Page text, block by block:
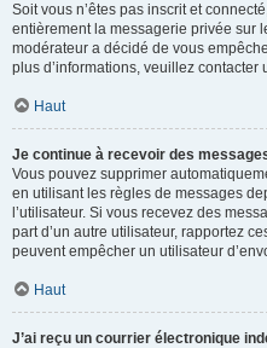
Soit vous n’êtes pas inscrit et
entièrement la messagerie privée sur
modérateur a décidé de vous
plus d’informations, veuillez contacter
Haut
Je continue à recevoir des
Vous pouvez supprimer
en utilisant les règles de messages
l’utilisateur. Si vous recevez des
part d’un autre utilisateur, rapportez
peuvent empêcher un utilisateur
Haut
J’ai reçu un courrier électronique